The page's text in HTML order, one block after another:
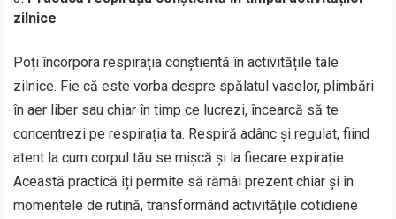
zilnice
Poți încorpora respirația conștientă în activitățile tale
zilnice. Fie că este vorba despre spălatul vaselor, plimbări
în aer liber sau chiar în timp ce lucrezi, încearcă să te
concentrezi pe respirația ta. Respiră adânc și regulat, fiind
atent la cum corpul tău se mișcă și la fiecare expirație.
Această practică îți permite să rămâi prezent chiar și în
momentele de rutină, transformând activitățile cotidiene